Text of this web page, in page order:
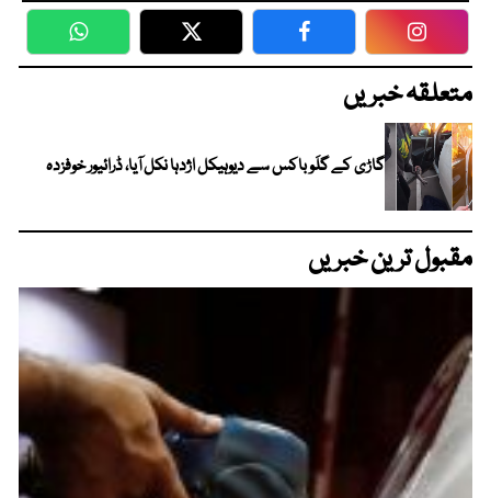
WhatsApp Twitter Facebook
متعلقہ خبریں
گاڑی کے گلَو باکس سے دیوہیکل اژدہا نکل آیا، ڈرائیور خوفزدہ
مقبول ترین خبریں